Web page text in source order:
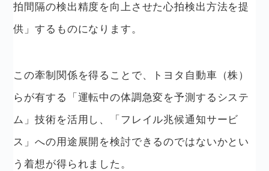
拍間隔の検出精度を向上させた心拍検出方法を提
供」するものになります。
この牽制関係を得ることで、トヨタ自動車（株）
らが有する「運転中の体調急変を予測するシステ
ム」技術を活用し、「フレイル兆候通知サービ
ス」への用途展開を検討できるのではないかとい
う着想が得られました。